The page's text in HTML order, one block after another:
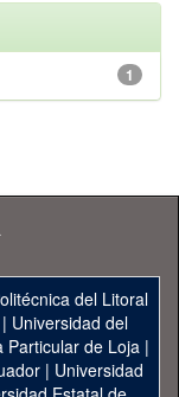
1
del Litoral
Universidad del
Particular de Loja|
| Universidad